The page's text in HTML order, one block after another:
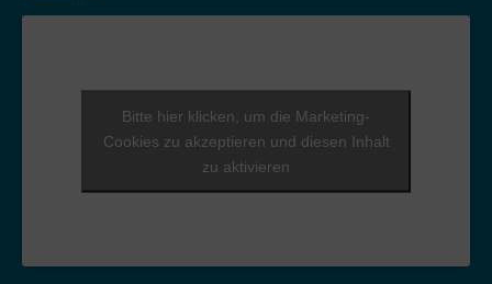
Bitte hier klicken, um die Marketing-
Cookies zu akzeptieren und diesen Inhalt
zu aktivieren